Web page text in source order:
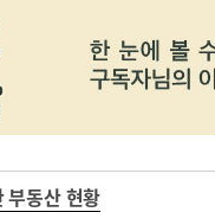
부동산 현황